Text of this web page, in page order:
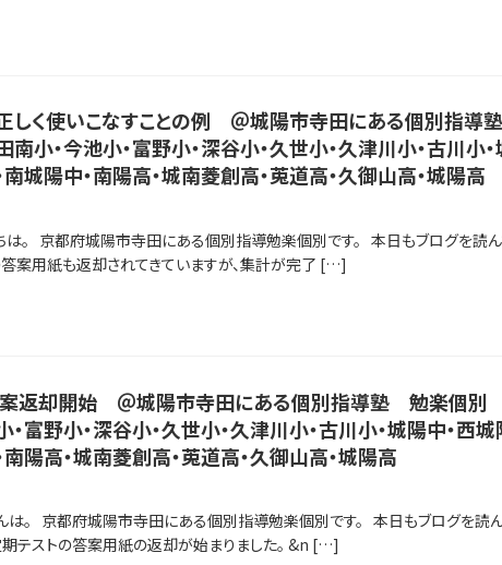
しく使いこなすことの例 ＠城陽市寺田にある個別指
南小・今池小・富野小・深谷小・久世小・久津川小・古川小
南城陽中・南陽高・城南菱創高・莵道高・久御山高・城陽高
は。 京都府城陽市寺田にある個別指導勉楽個別です。 本日もブログを読ん
答案用紙も返却されてきていますが、集計が完了 […]
案返却開始 ＠城陽市寺田にある個別指導塾 勉楽個別
・富野小・深谷小・久世小・久津川小・古川小・城陽中・西
南陽高・城南菱創高・莵道高・久御山高・城陽高
は。 京都府城陽市寺田にある個別指導勉楽個別です。 本日もブログを読
期テストの答案用紙の返却が始まりました。 &n […]